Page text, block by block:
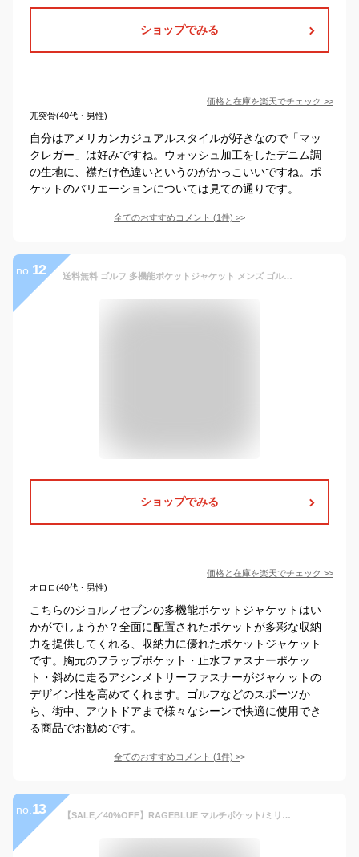
ショップでみる
価格と在庫を楽天でチェック >>
兀突骨(40代・男性)
自分はアメリカンカジュアルスタイルが好きなので「マッ
クレガー」は好みですね。ウォッシュ加工をしたデニム調
の生地に、襟だけ色違いというのがかっこいいですね。ポ
ケットのバリエーションについては見ての通りです。
全てのおすすめコメント (1件) >
no. 12 送料無料 ゴルフ 多機能ポケットジャケット メンズ ゴルフウェア GIORNO SEVEN ジョルノセブン アウター ブルゾン ジップアップ フード パーカー 秋冬 MC
ショップでみる
価格と在庫を楽天でチェック >>
オロロ(40代・男性)
こちらのジョルノセブンの多機能ポケットジャケットはい
かがでしょうか？全面に配置されたポケットが多彩な収納
力を提供してくれる、収納力に優れたポケットジャケット
です。胸元のフラップポケット・止水ファスナーポケッ
ト・斜めに走るアシンメトリーファスナーがジャケットの
デザイン性を高めてくれます。ゴルフなどのスポーツか
ら、街中、アウトドアまで様々なシーンで快適に使用でき
る商品でお勧めです。
全てのおすすめコメント (1件) >
no. 13 【SALE／40%OFF】RAGEBLUE マルチポケット/ミリタリーユーティリティブルゾン/ミリタリーベスト レイジブルー トップス その他のトップス グレー ブラック ピンク【送料無料】